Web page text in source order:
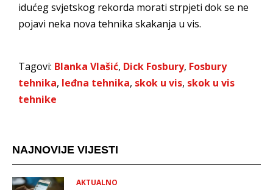
idućeg svjetskog rekorda morati strpjeti dok se ne
pojavi neka nova tehnika skakanja u vis.
Tagovi: Blanka Vlašić, Dick Fosbury, Fosbury
tehnika, leđna tehnika, skok u vis, skok u vis
tehnike
NAJNOVIJE VIJESTI
AKTUALNO